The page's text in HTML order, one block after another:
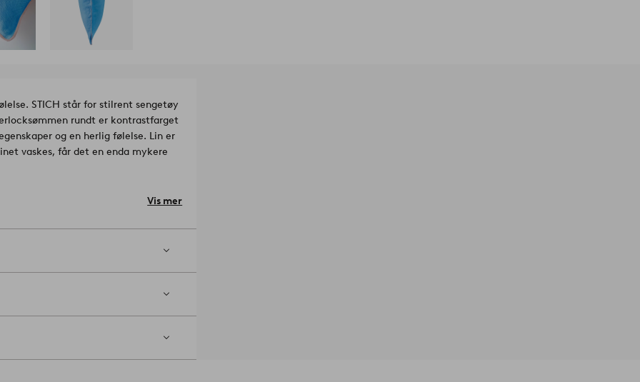
STICH står for stilrent sengetøy
rundt er kontrastfarget
og en herlig følelse. Lin er
vaskes, får det en enda mykere
vrangen ut. Krymping maks 5
Vis mer